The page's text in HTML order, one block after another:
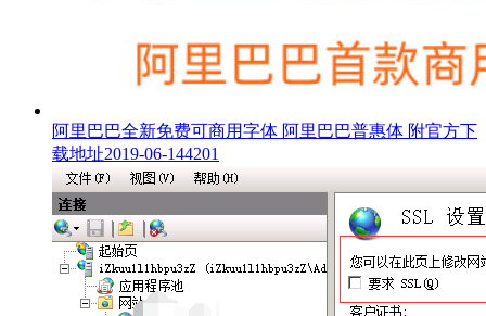
阿里巴巴全新免费可商用字体 阿里巴巴普惠体 附官方下
载地址2019-06-144201